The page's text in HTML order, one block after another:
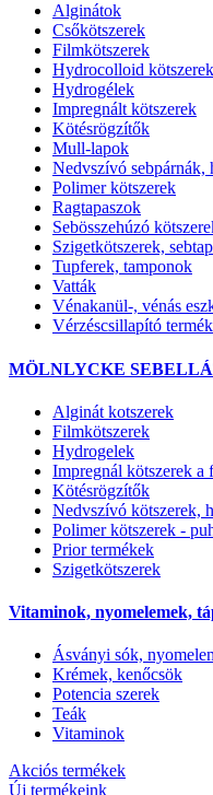
Alginátok
Csőkötszerek
Filmkötszerek
Hydrocolloid kötszerek
Hydrogélek
Impregnált kötszerek
Kötésrögzítők
Mull-lapok
Nedvszívó sebpárnák,
Polimer kötszerek
Ragtapaszok
Sebösszehúzó
Szigetkötszerek,
Tupferek, tamponok
Vatták
Vénakanül-, vénás
Vérzéscsillapító
MÖLNLYCKE
Alginát kotszerek
Filmkötszerek
Hydrogelek
Impregnál kötszerek a
Kötésrögzítők
Nedvszívó kötszerek,
Polimer kötszerek -
Prior termékek
Szigetkötszerek
Vitaminok, nyomelemek,
Ásványi sók,
Krémek, kenőcsök
Potencia szerek
Teák
Vitaminok
Akciós termékek
Új termékeink